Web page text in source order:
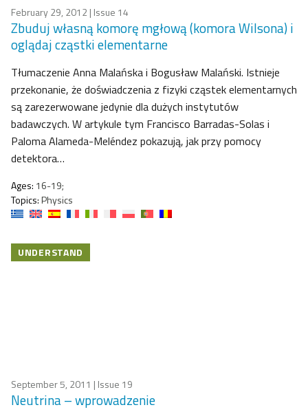
February 29, 2012| Issue 14
Zbuduj własną komorę mgłową (komora Wilsona) i
oglądaj cząstki elementarne
Tłumaczenie Anna Malańska i Bogusław Malański. Istnieje
przekonanie, że doświadczenia z fizyki cząstek elementarnych
są zarezerwowane jedynie dla dużych instytutów
badawczych. W artykule tym Francisco Barradas-Solas i
Paloma Alameda-Meléndez pokazują, jak przy pomocy
detektora…
Ages: 16-19;
Topics:Physics
UNDERSTAND
September 5, 2011 | Issue 19
Neutrina – wprowadzenie